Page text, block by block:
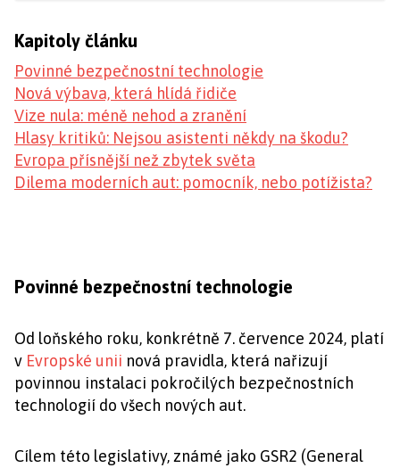
Kapitoly článku
Povinné bezpečnostní technologie
Nová výbava, která hlídá řidiče
Vize nula: méně nehod a zranění
Hlasy kritiků: Nejsou asistenti někdy na škodu?
Evropa přísnější než zbytek světa
Dilema moderních aut: pomocník, nebo potížista?
Povinné bezpečnostní technologie
Od loňského roku, konkrétně 7. července 2024, platí
v Evropské unii nová pravidla, která nařizují
povinnou instalaci pokročilých bezpečnostních
technologií do všech nových aut.
Cílem této legislativy, známé jako GSR2 (General